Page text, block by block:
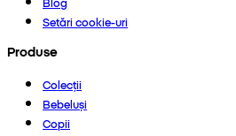
Setări cookie-uri
Produse
Colecții
Bebeluși
Copii